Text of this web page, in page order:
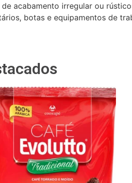
acabamento irregular ou
botas e equipamentos de